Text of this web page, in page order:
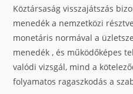
Köztársaság visszajátszás
menedék a nemzetközi
monetáris normával a
menedék , és működőképes
valódi vizsgál, mind a
folyamatos ragaszkodás a